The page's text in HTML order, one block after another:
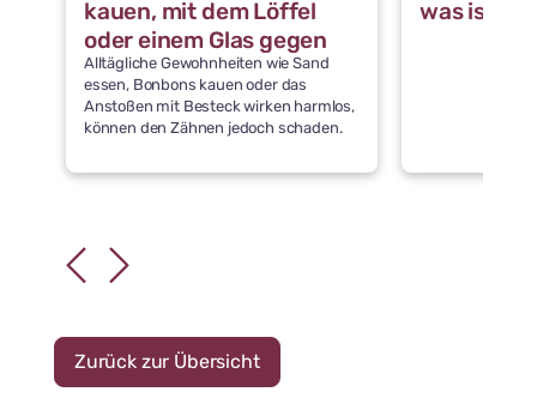
kauen, mit dem Löffel
oder einem Glas gegen
die Zähne stoßen: Was
schädigt die Zähne
Alltägliche Gewohnheiten wie Sand
essen, Bonbons kauen oder das
Anstoßen mit Besteck wirken harmlos,
können den Zähnen jedoch schaden.
was ist
Zurück zur Übersicht